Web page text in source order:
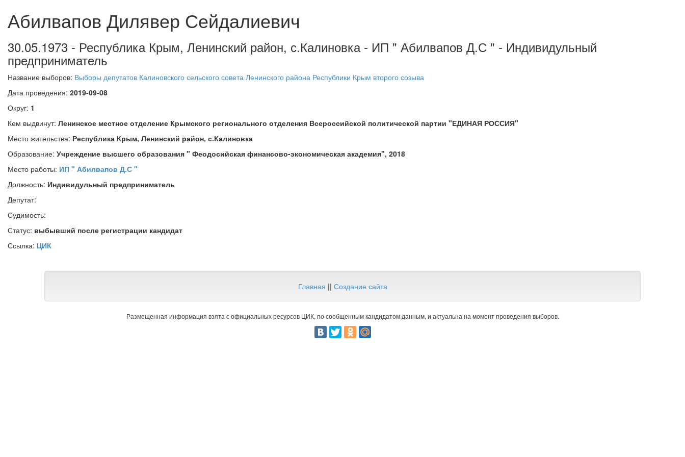
Абилвапов Дилявер Сейдалиевич
30.05.1973 - Республика Крым, Ленинский район, с.Калиновка - ИП " Абилвапов Д.С " - Индивидульный
предприниматель
Название выборов: Выборы депутатов Калиновского сельского совета Ленинского района Республики Крым второго созыва
Дата проведения: 2019-09-08
Округ: 1
Кем выдвинут: Ленинское местное отделение Крымского регионального отделения Всероссийской политической партии "ЕДИНАЯ РОССИЯ"
Место жительства: Республика Крым, Ленинский район, с.Калиновка
Образование: Учреждение высшего образования " Феодосийская финансово-экономическая академия", 2018
Место работы: ИП " Абилвапов Д.С "
Должность: Индивидульный предприниматель
Депутат:
Судимость:
Статус: выбывший после регистрации кандидат
Ссылка: ЦИК
Главная || Создание сайта
Размещенная информация взята с официальных ресурсов ЦИК, по сообщенным кандидатом данным, и актуальна на момент проведения выборов.